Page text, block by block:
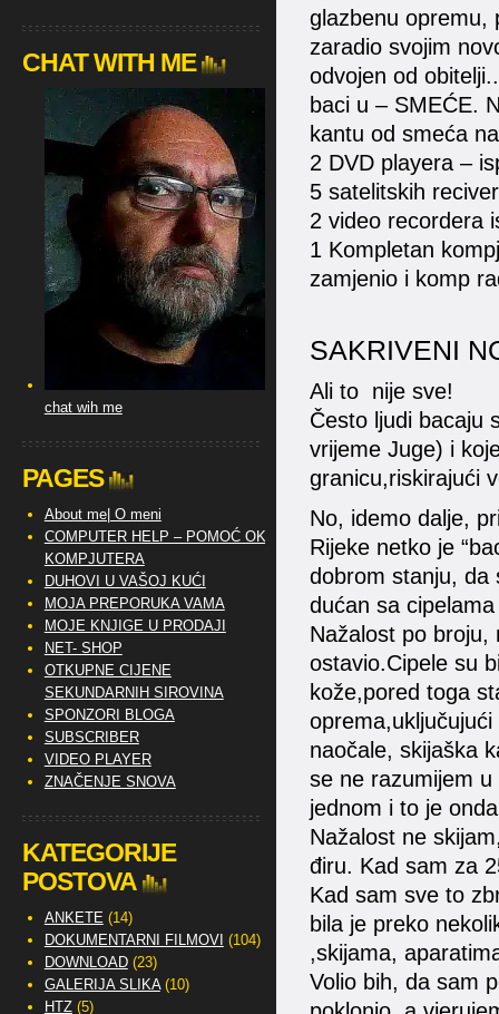
glazbenu opremu,
zaradio svojim
odvojen od
baci u – SMEĆE.
kantu od smeća
2 DVD playera –
5 satelitskih
2 video recordera
1 Kompletan
zamjenio i komp
SAKRIVENI
Ali to nije sve!
Često ljudi bacaju
vrijeme Juge) i
granicu,riskirajući
No, idemo dalje,
Rijeke netko je
dobrom stanju, da
dućan sa
Nažalost po broju,
ostavio.Cipele su
kože,pored toga
naočale, skijaška
se ne razumijem
jednom i to je
Nažalost ne
điru. Kad sam za
Kad sam sve to
bila je preko
,skijama,
Volio bih, da sam
CHAT WITH ME
chat wih me
PAGES
About me| O meni
COMPUTER HELP – POMOĆ OKO
KOMPJUTERA
DUHOVI U VAŠOJ KUĆI
MOJA PREPORUKA VAMA
MOJE KNJIGE U PRODAJI
NET- SHOP
OTKUPNE CIJENE
SEKUNDARNIH SIROVINA
SPONZORI BLOGA
SUBSCRIBER
VIDEO PLAYER
ZNAČENJE SNOVA
KATEGORIJE
POSTOVA
ANKETE (14)
DOKUMENTARNI FILMOVI (104)
DOWNLOAD(23)
GALERIJA SLIKA(10)
HTZ(5)